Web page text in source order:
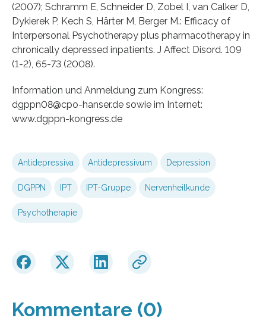
(2007); Schramm E, Schneider D, Zobel I, van Calker D,
Dykierek P, Kech S, Härter M, Berger M.: Efficacy of
Interpersonal Psychotherapy plus pharmacotherapy in
chronically depressed inpatients. J Affect Disord. 109
(1-2), 65-73 (2008).
Information und Anmeldung zum Kongress:
dgppn08@cpo-hanser.de sowie im Internet:
www.dgppn-kongress.de
Antidepressiva Antidepressivum Depression
DGPPN IPT IPT-Gruppe Nervenheilkunde
Psychotherapie
Kommentare (0)